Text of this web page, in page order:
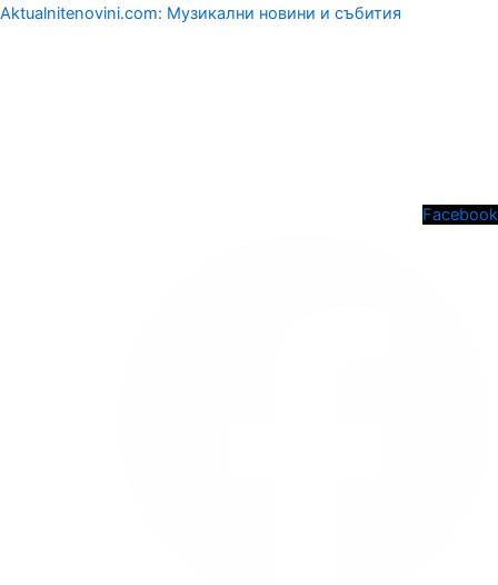
Aktualnitenovini.com: Музикални новини и събития
Facebook
Menu